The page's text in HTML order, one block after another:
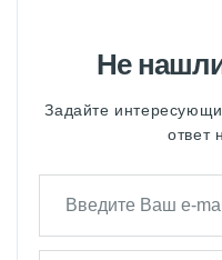
Не
Задайте
ответ